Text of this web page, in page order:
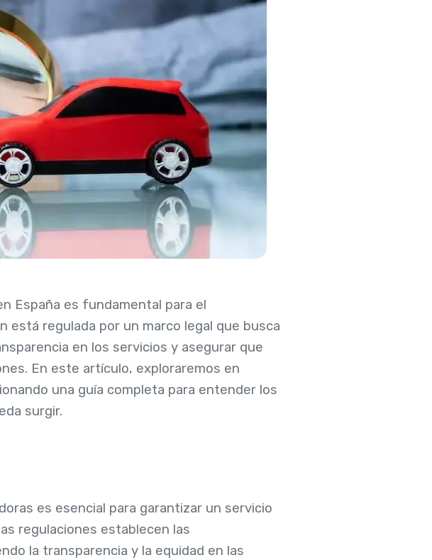
España es fundamental para el
regulada por un marco legal que busca
en los servicios y asegurar que
En este artículo, exploraremos en
una guía completa para entender los
surgir.
es esencial para garantizar un servicio
regulaciones establecen las
la transparencia y la equidad en las